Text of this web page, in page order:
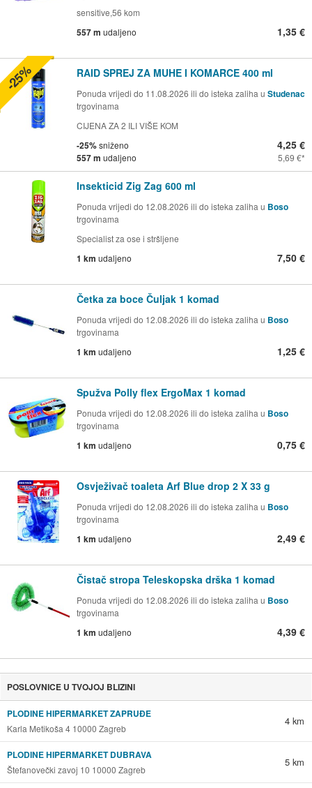
sensitive,56 kom
557 m udaljeno 1,35 €
RAID SPREJ ZA MUHE I KOMARCE 400 ml
Ponuda vrijedi do 11.08.2026 ili do isteka zaliha u Studenac
trgovinama
CIJENA ZA 2 ILI VIŠE KOM
-25%sniženo
557 m udaljeno
4,25 €
5,69 €
-25%
Insekticid Zig Zag 600 ml
Ponuda vrijedi do 12.08.2026 ili do isteka zaliha u Boso
trgovinama
Specialist za ose i stršljene
1 km udaljeno 7,50 €
Četka za boce Čuljak 1 komad
Ponuda vrijedi do 12.08.2026 ili do isteka zaliha u Boso
trgovinama
1 km udaljeno 1,25 €
Spužva Polly flex ErgoMax 1 komad
Ponuda vrijedi do 12.08.2026 ili do isteka zaliha u Boso
trgovinama
1 km udaljeno 0,75 €
Osvježivač toaleta Arf Blue drop 2 X 33 g
Ponuda vrijedi do 12.08.2026 ili do isteka zaliha u Boso
trgovinama
1 km udaljeno 2,49 €
Čistač stropa Teleskopska drška 1 komad
Ponuda vrijedi do 12.08.2026 ili do isteka zaliha u Boso
trgovinama
1 km udaljeno 4,39 €
POSLOVNICE U TVOJOJ BLIZINI
PLODINE HIPERMARKET ZAPRUĐE
Karla Metikoša 4 10000 Zagreb
4 km
PLODINE HIPERMARKET DUBRAVA
Štefanovečki zavoj 10 10000 Zagreb
5 km